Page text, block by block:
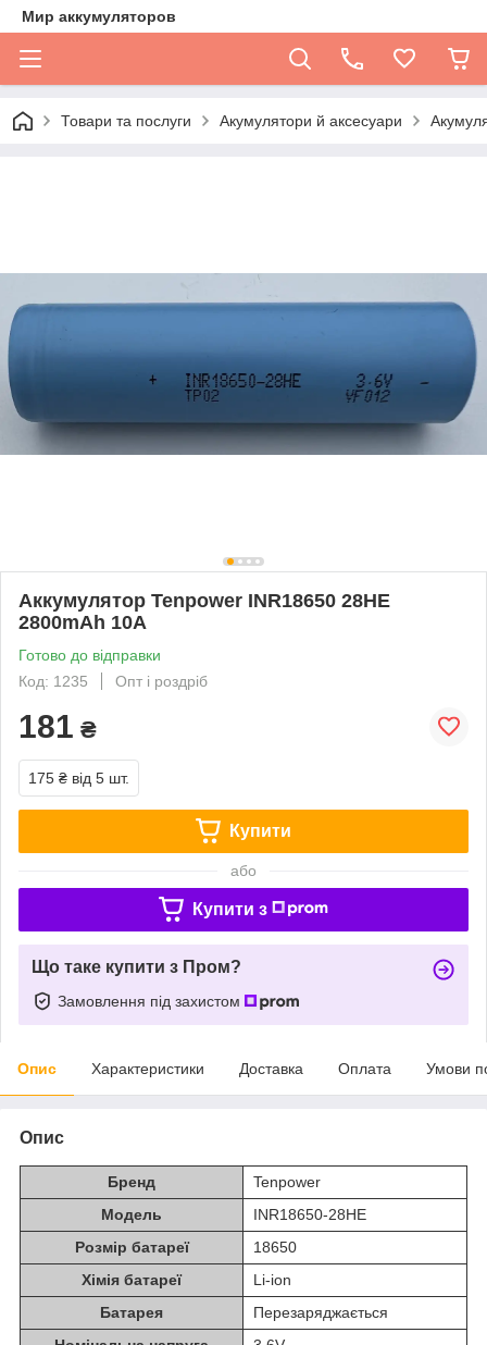
Мир аккумуляторов
Товари та послуги Акумулятори й аксесуари
Аккумулятор Tenpower INR18650 28HE
2800mAh 10A
Готово до відправки
Код: 1235
Опт і роздріб
181 ₴
175 ₴ від 5 шт.
Купити
або
Купити з
Що таке купити з Пром?
Замовлення під захистом
Опис Характеристики Доставка Оплата Умови
Опис
Бренд
Tenpower
Модель
INR18650-28HE
Розмір батареї
18650
Хімія батареї
Li-ion
Батарея
Перезаряджається